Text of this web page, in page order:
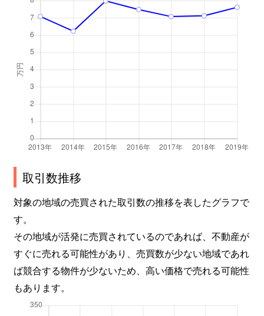
取引数推移
対象の地域の売買された取引数の推移を表したグラフで
す。
その地域が活発に売買されているのであれば、不動産が
すぐに売れる可能性があり、売買数が少ない地域であれ
ば競合する物件が少ないため、高い価格で売れる可能性
もあります。